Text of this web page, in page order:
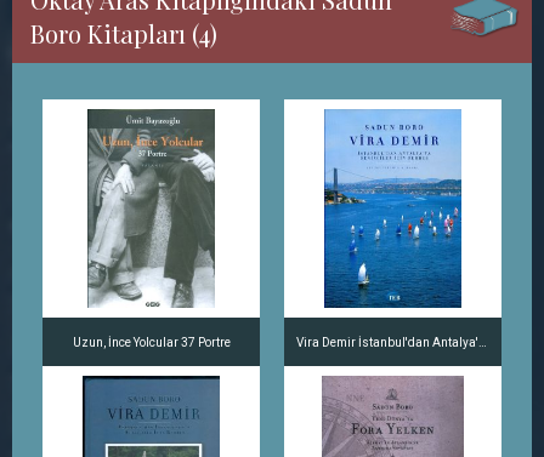
Boro Kitapları (4)
Uzun, İnce Yolcular 37 Portre